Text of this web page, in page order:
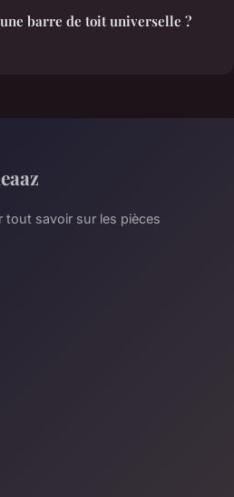
barre de toit universelle ?
savoir sur les pièces